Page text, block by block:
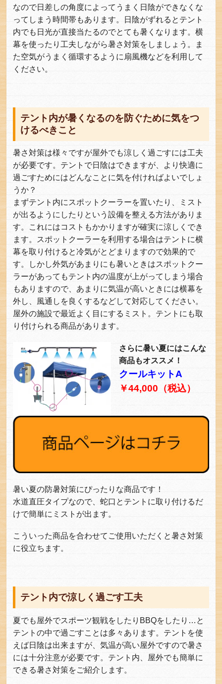
なので日差しの角度によってうまく日陰ができなくな
ってしまう時間帯もあります。日陰がずれるとテント
内でも日光が直接当たるのでとても暑くなります。横
幕を使ったり工夫しながら暑さ対策をしましょう。ま
た空気がうまく循環するように扇風機などを利用して
ください。
テント内が暑くなるのを防ぐために気をつ
けるべきこと
暑さ対策は様々ですが屋外でも涼しく過ごすには工夫
が必要です。テントで日陰はできますが、より快適に
過ごすためにはどんなことに気を付ければよいでしょ
うか？
まずテント内にスポットクーラーを置いたり、ミスト
が出るようにしたりという設備を整える方法がありま
す。これにはコストもかかりますが確実に涼しくでき
ます。スポットクーラーを利用する場合はテントに横
幕を取り付けると冷気がとどまりますので効果的で
す。しかし外気があまりにも暑いときはスポットクー
ラーがあってもテント内の温度が上がってしまう場合
もありますので、あまりに気温が高いときには横幕を
外し、風通しを良くするなどして対応してください。
屋外の施設で最近よく目にするミスト。テントにも取
り付けられる商品があります。
さらに暑い夏にはこんな
商品もオススメ！
クールキットA
￥44,000（税込）
暑い夏の防暑対策にぴったりな商品です！
水道直圧タイプなので、蛇口とテントに取り付けるだ
けで簡単にミストが出ます。
こういった商品を合わせてご使用いただくと暑さ対策
に役立ちます。
テント内で涼しく過ごす工夫
夏でも屋外でスポーツ観戦をしたりBBQをしたり…と
テントの中で過ごすことは多々あります。テントを使
えば日陰は出来ますが、気温が高い屋外ですので暑さ
には十分注意が必要です。テント内、屋外でも簡単に
できる暑さ対策をご紹介します。